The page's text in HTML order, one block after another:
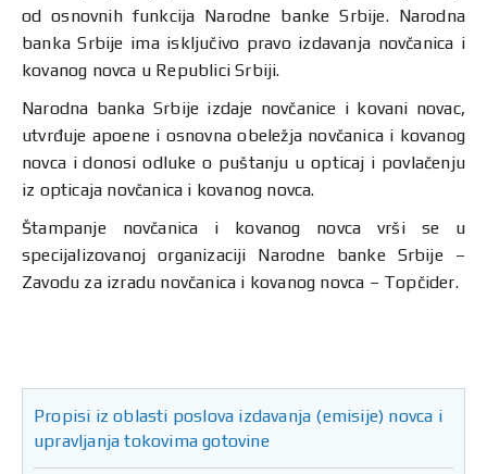
od osnovnih funkcija Narodne banke Srbije. Narodna
banka Srbije ima isključivo pravo izdavanja novčanica i
kovanog novca u Republici Srbiji.
Narodna banka Srbije izdaje novčanice i kovani novac,
utvrđuje apoene i osnovna obeležja novčanica i kovanog
novca i donosi odluke o puštanju u opticaj i povlačenju
iz opticaja novčanica i kovanog novca.
Štampanje novčanica i kovanog novca vrši se u
specijalizovanoj organizaciji Narodne banke Srbije –
Zavodu za izradu novčanica i kovanog novca – Topčider.
Propisi iz oblasti poslova izdavanja (emisije) novca i
upravljanja tokovima gotovine